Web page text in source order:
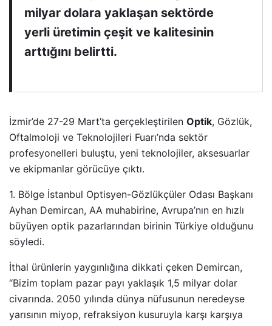
milyar dolara yaklaşan sektörde
yerli üretimin çeşit ve kalitesinin
arttığını belirtti.
İzmir’de 27-29 Mart’ta gerçekleştirilen Optik, Gözlük,
Oftalmoloji ve Teknolojileri Fuarı’nda sektör
profesyonelleri buluştu, yeni teknolojiler, aksesuarlar
ve ekipmanlar görücüye çıktı.
1. Bölge İstanbul Optisyen-Gözlükçüler Odası Başkanı
Ayhan Demircan, AA muhabirine, Avrupa’nın en hızlı
büyüyen optik pazarlarından birinin Türkiye olduğunu
söyledi.
İthal ürünlerin yaygınlığına dikkati çeken Demircan,
“Bizim toplam pazar payı yaklaşık 1,5 milyar dolar
civarında. 2050 yılında dünya nüfusunun neredeyse
yarısının miyop, refraksiyon kusuruyla karşı karşıya